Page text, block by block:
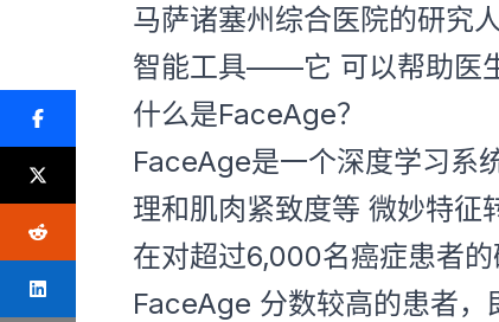
马萨诸塞州综合医院的研究
智能工具——它 可以帮助医
什么是FaceAge？
FaceAge是一个深度学习系
理和肌肉紧致度等 微妙特征
在对超过6,000名癌症患者
FaceAge 分数较高的患者